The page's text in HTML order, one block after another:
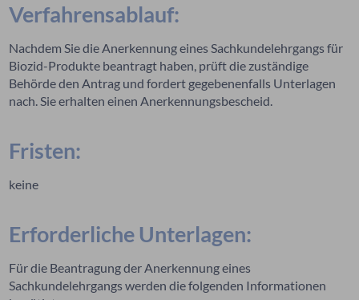
Verfahrensablauf:
Nachdem Sie die Anerkennung eines Sachkundelehrgangs für
Biozid-Produkte beantragt haben, prüft die zuständige
Behörde den Antrag und fordert gegebenenfalls Unterlagen
nach. Sie erhalten einen Anerkennungsbescheid.
Fristen:
keine
Erforderliche Unterlagen:
Für die Beantragung der Anerkennung eines
Sachkundelehrgangs werden die folgenden Informationen